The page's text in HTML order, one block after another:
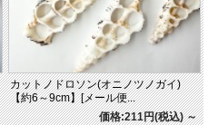
カットノドロソン(オニノツノガイ)
【約6～9cm】[メール便...
価格:211円(税込)～